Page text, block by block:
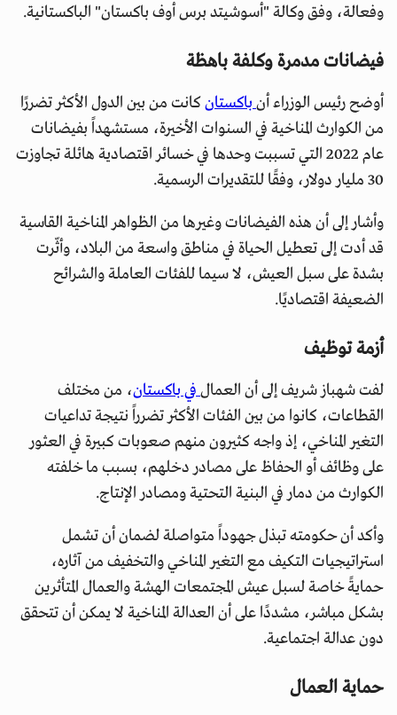
وفعالة، وفق وكالة "أسوشيتد برس أوف باكستان" الباكستانية.
فيضانات مدمرة وكلفة باهظة
أوضح رئيس الوزراء أنباكستانكانت من بين الدول الأكثر تضررًا
من الكوارث المناخية في السنوات الأخيرة، مستشهداً بفيضانات
عام 2022 التي تسببت وحدها في خسائر اقتصادية هائلة تجاوزت
30 مليار دولار، وفقًا للتقديرات الرسمية.
وأشار إلى أن هذه الفيضانات وغيرها من الظواهر المناخية القاسية
قد أدت إلى تعطيل الحياة في مناطق واسعة من البلاد، وأثّرت
بشدة على سبل العيش، لا سيما للفئات العاملة والشرائح
الضعيفة اقتصاديًا.
أزمة توظيف
لفت شهباز شريف إلى أن العمالفي باكستان، من مختلف
القطاعات، كانوا من بين الفئات الأكثر تضرراً نتيجة تداعيات
التغير المناخي، إذ واجه كثيرون منهم صعوبات كبيرة في العثور
على وظائف أو الحفاظ على مصادر دخلهم، بسبب ما خلفته
الكوارث من دمار في البنية التحتية ومصادر الإنتاج.
وأكد أن حكومته تبذل جهوداً متواصلة لضمان أن تشمل
استراتيجيات التكيف مع التغير المناخي والتخفيف من آثاره،
حمايةً خاصة لسبل عيش المجتمعات الهشة والعمال المتأثرين
بشكل مباشر، مشددًا على أن العدالة المناخية لا يمكن أن تتحقق
دون عدالة اجتماعية.
حماية العمال